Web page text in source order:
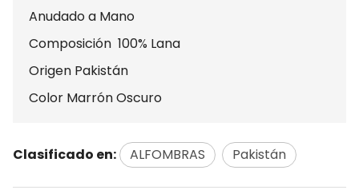
Anudado a Mano
Composición 100% Lana
Origen Pakistán
Color Marrón Oscuro
Clasificado en: ALFOMBRAS Pakistán